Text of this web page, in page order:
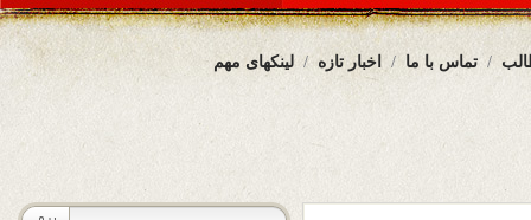
لینکهای مهم اخبار تازه تماس با ما